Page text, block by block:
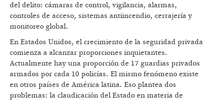
del delito: cámaras de control, vigilancia, alarmas,
controles de acceso, sistemas antiincendio, cerrajería y
monitoreo global.
En Estados Unidos, el crecimiento de la seguridad privada
comienza a alcanzar proporciones inquietantes.
Actualmente hay una proporción de 17 guardias privados
armados por cada 10 policías. El mismo fenómeno existe
en otros países de América latina. Eso plantea dos
problemas: la claudicación del Estado en materia de